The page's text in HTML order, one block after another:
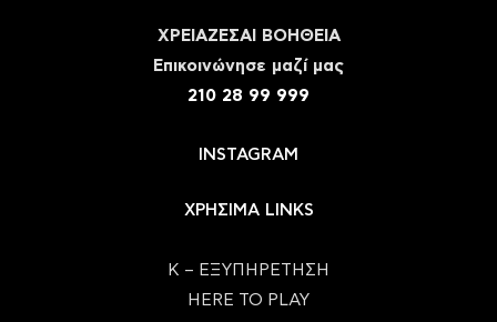
ΧΡΕΙΑΖΕΣΑΙ ΒΟΗΘΕΙΑ
Eπικοινώνησε μαζί μας
210 28 99 999
INSTAGRAM
ΧΡΗΣΙΜΑ LINKS
Κ – ΕΞΥΠΗΡΕΤΗΣΗ
HERE TO PLAY